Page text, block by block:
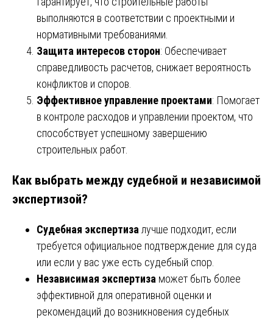
выполняются в соответствии с проектными и
нормативными требованиями.
Защита интересов сторон: Обеспечивает
справедливость расчетов, снижает вероятность
конфликтов и споров.
Эффективное управление проектами: Помогает
в контроле расходов и управлении проектом, что
способствует успешному завершению
строительных работ.
Как выбрать между судебной и независимой
экспертизой?
Судебная экспертизалучше подходит, если
требуется официальное подтверждение для суда
или если у вас уже есть судебный спор.
Независимая экспертиза может быть более
эффективной для оперативной оценки и
рекомендаций до возникновения судебных